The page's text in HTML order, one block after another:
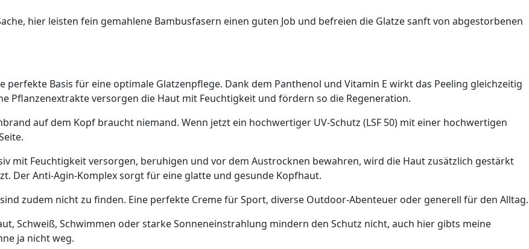
hier leisten fein gemahlene Bambusfasern einen guten Job und befreien die Glatze sanft von abgestorbenen
perfekte Basis für eine optimale Glatzenpflege. Dank dem Panthenol und Vitamin E wirkt das Peeling gleichzeitig
Pflanzenextrakte versorgen die Haut mit Feuchtigkeit und fördern so die Regeneration.
auf dem Kopf braucht niemand. Wenn jetzt ein hochwertiger UV-Schutz (LSF 50) mit einer hochwertigen
mit Feuchtigkeit versorgen, beruhigen und vor dem Austrocknen bewahren, wird die Haut zusätzlich gestärkt
Der Anti-Agin-Komplex sorgt für eine glatte und gesunde Kopfhaut.
zudem nicht zu finden. Eine perfekte Creme für Sport, diverse Outdoor-Abenteuer oder generell für den Alltag.
Schweiß, Schwimmen oder starke Sonneneinstrahlung mindern den Schutz nicht, auch hier gibts meine
ja nicht weg.